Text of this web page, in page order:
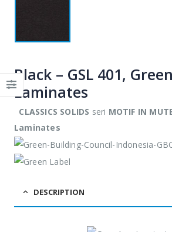
Black – GSL 401,
Laminates
CLASSICS SOLIDS seri MOTIF IN
Laminates
DESCRIPTION
CEO &
Founder
Lorem ipsum dolor
sit amet,
consectetur elitad
adipiscing Cras